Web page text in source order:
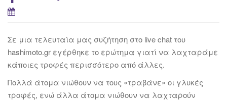
Σε μια τελευταία μας συζήτηση στο live chat του
hashimoto.gr εγέρθηκε το ερώτημα γιατί να λαχταράμε
κάποιες τροφές περισσότερο από άλλες.
Πολλά άτομα νιώθουν να τους «τραβάνε» οι γλυκές
τροφές, ενώ άλλα άτομα νιώθουν να λαχταρούν